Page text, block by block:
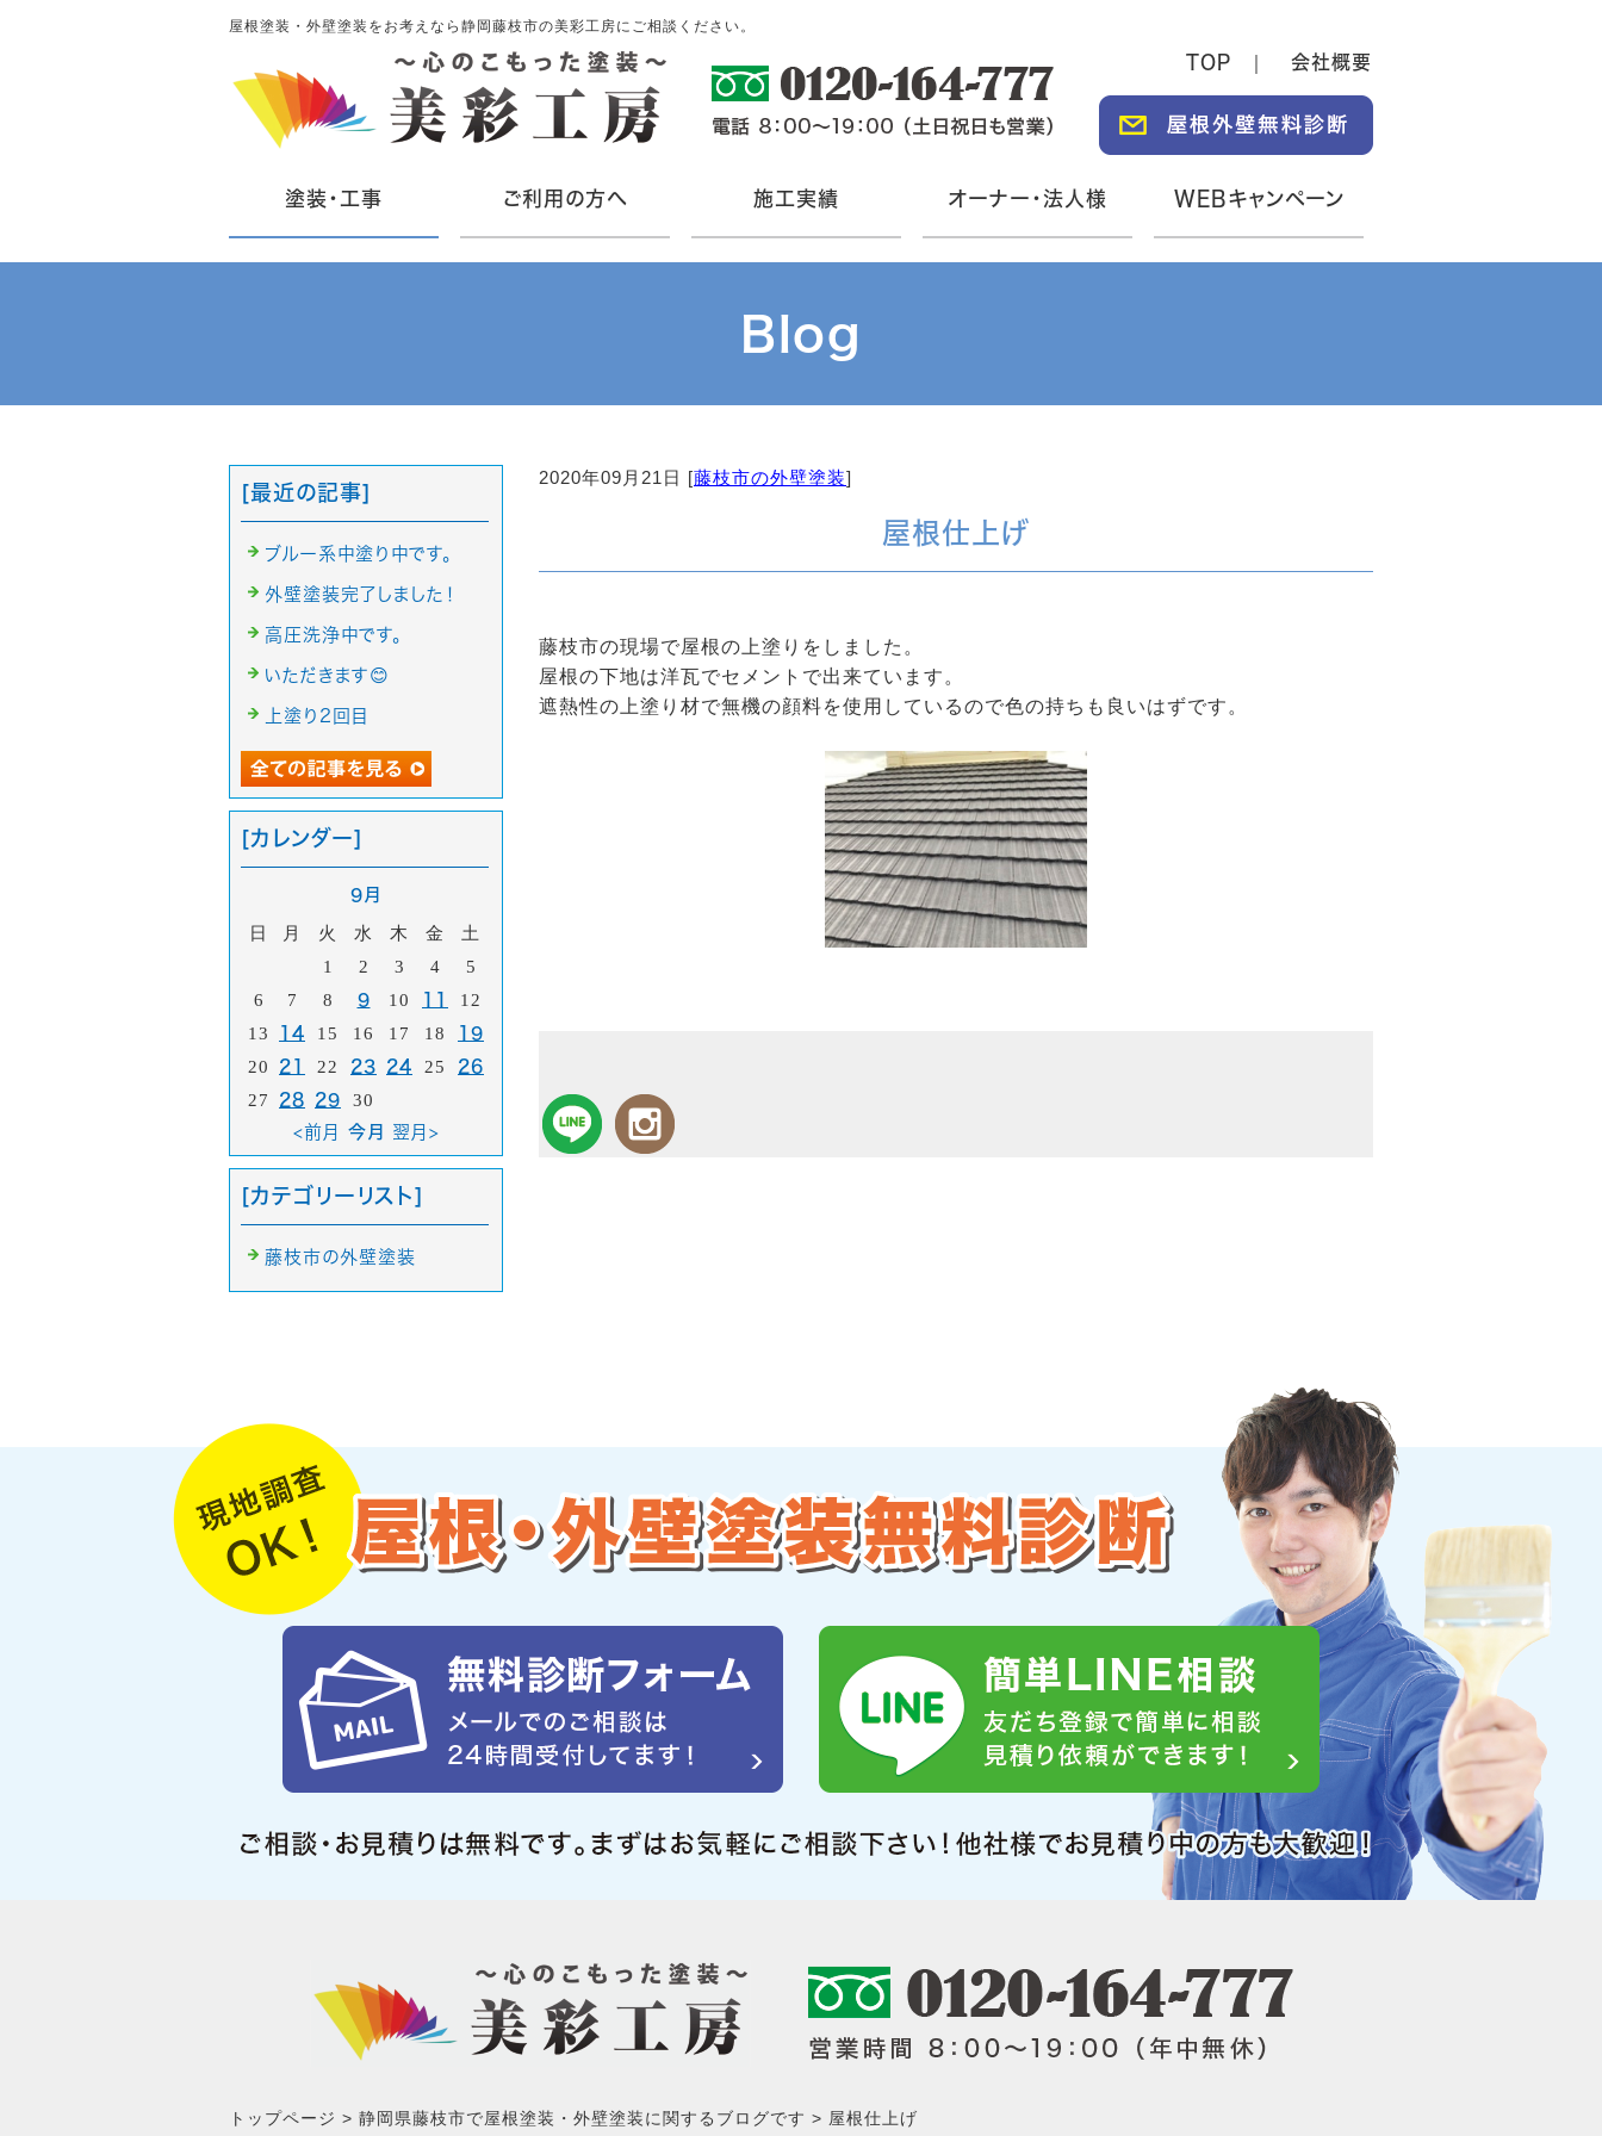
屋根塗装・外壁塗装をお考えなら静岡藤枝市の美彩工房にご相談ください。
TOP 会社概要
塗装・工事 ご利用の方へ 施工実績 オーナー・法人様 WEBキャンペーン
Blog
2020年09月21日 [藤枝市の外壁塗装]
屋根仕上げ
藤枝市の現場で屋根の上塗りをしました。
屋根の下地は洋瓦でセメントで出来ています。
遮熱性の上塗り材で無機の顔料を使用しているので色の持ちも良いはずです。
[最近の記事]
ブルー系中塗り中です。
外壁塗装完了しました！
高圧洗浄中です。
いただきます😊
上塗り2回目
[カレンダー]
9月
日 月 火 水 木 金
土
1
2 3 4
5
6
7 8 9 10 11
12
13
14 15 16 17 18 19
20 21 22 23 24 25 26
27 28 29 30
<前月 今月 翌月>
[カテゴリーリスト]
藤枝市の外壁塗装
トップページ 静岡県藤枝市で屋根塗装・外壁塗装に関するブログです 屋根仕上げ